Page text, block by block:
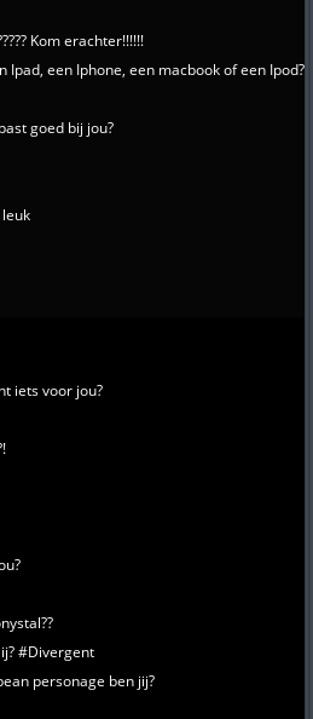
Kom erachter!!!!!!
Ipad, een Iphone, een macbook of een Ipod?
goed bij jou?
iets voor jou?
#Divergent
personage ben jij?